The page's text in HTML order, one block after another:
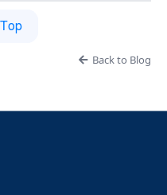
Back to Blog